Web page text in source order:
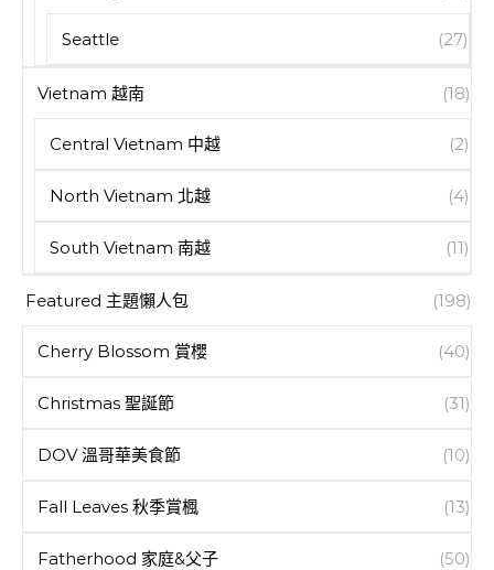
Seattle (27)
Vietnam 越南 (18)
Central Vietnam 中越 (2)
North Vietnam 北越 (4)
South Vietnam 南越 (11)
Featured 主題懶人包 (198)
Cherry Blossom 賞櫻 (40)
Christmas 聖誕節 (31)
DOV 溫哥華美食節 (10)
Fall Leaves 秋季賞楓 (13)
Fatherhood 家庭&父子 (50)